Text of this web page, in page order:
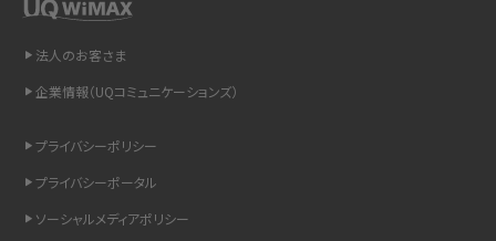
「iPhoneを探す」の使い方と設定方法を紹介！ブラウザやアプリから探す方法を
紹介
法人のお客さま
企業情報（UQコミュニケーションズ）
プライバシーポリシー
プライバシーポータル
ソーシャルメディアポリシー